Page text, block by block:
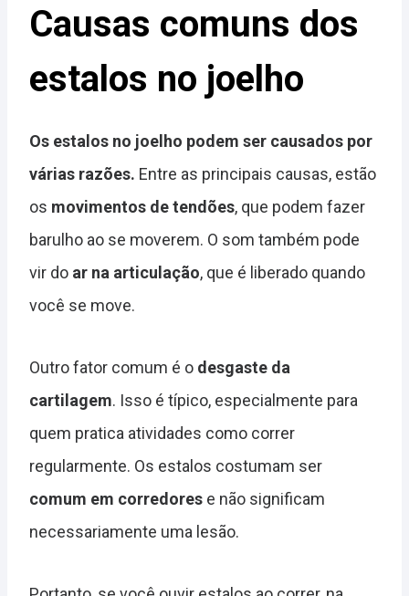
Causas comuns dos
estalos no joelho
Os estalos no joelho podem ser causados por
várias razões. Entre as principais causas, estão
os movimentos de tendões, que podem fazer
barulho ao se moverem. O som também pode
vir do ar na articulação, que é liberado quando
você se move.
Outro fator comum é o desgaste da
cartilagem. Isso é típico, especialmente para
quem pratica atividades como correr
regularmente. Os estalos costumam ser
comum em corredores e não significam
necessariamente uma lesão.